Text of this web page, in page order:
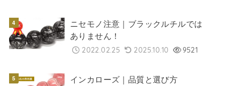
ニセモノ注意｜ブラックルチルでは
ありません！
2022.02.25 2025.10.10 9521
インカローズ｜品質と選び方